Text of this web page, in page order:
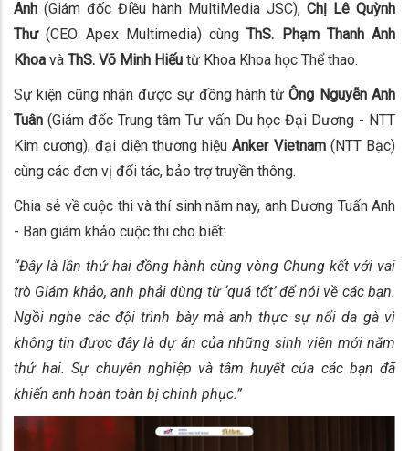
Anh (Giám đốc Điều hành MultiMedia JSC), Chị Lê Quỳnh
Thư(CEO Apex Multimedia) cùngThS. Phạm Thanh Anh
Khoa và ThS. Võ Minh Hiếu từ Khoa Khoa học Thể thao.
Sự kiện cũng nhận được sự đồng hành từÔng Nguyễn Anh
Tuân (Giám đốc Trung tâm Tư vấn Du học Đại Dương - NTT
Kim cương), đại diện thương hiệuAnker Vietnam(NTT Bạc)
cùng các đơn vị đối tác, bảo trợ truyền thông.
Chia sẻ về cuộc thi và thí sinh năm nay, anh Dương Tuấn Anh
- Ban giám khảo cuộc thi cho biết:
“Đây là lần thứ hai đồng hành cùng vòng Chung kết với vai
trò Giám khảo, anh phải dùng từ ‘quá tốt’ để nói về các bạn.
Ngồi nghe các đội trình bày mà anh thực sự nổi da gà vì
không tin được đây là dự án của những sinh viên mới năm
thứ hai. Sự chuyên nghiệp và tâm huyết của các bạn đã
khiến anh hoàn toàn bị chinh phục.”